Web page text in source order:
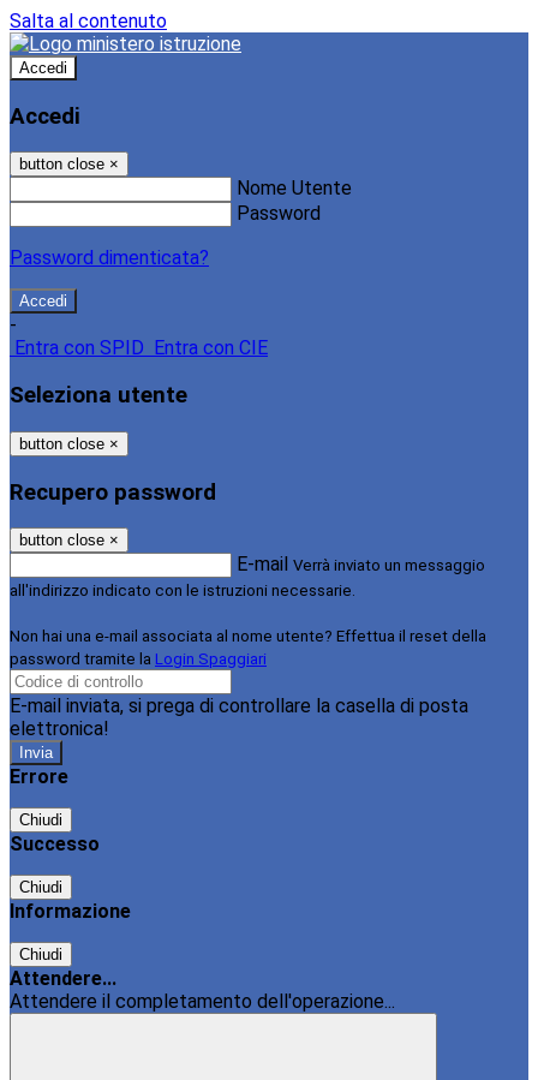
Salta al contenuto
Accedi
Accedi
button close ×
Nome Utente
Password
Password dimenticata?
-
Entra con SPID
Entra con CIE
Seleziona utente
button close ×
Recupero password
button close ×
E-mail Verrà inviato un messaggio
all'indirizzo indicato con le istruzioni necessarie.
Non hai una e-mail associata al nome utente? Effettua il reset della
password tramite la Login Spaggiari
E-mail inviata, si prega di controllare la casella di posta
elettronica!
Errore
Chiudi
Successo
Chiudi
Informazione
Chiudi
Attendere...
Attendere il completamento dell'operazione...